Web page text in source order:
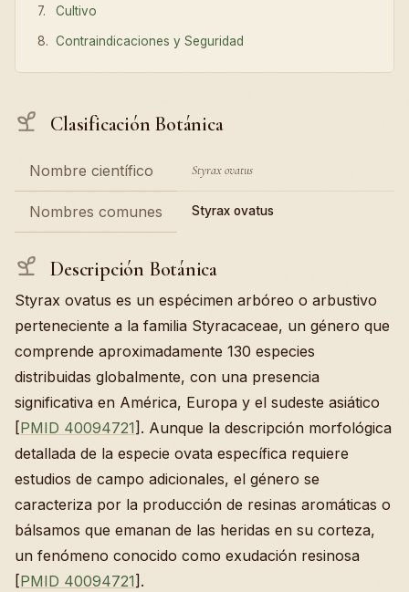
Cultivo
Contraindicaciones y Seguridad
Clasificación Botánica
Nombre científico Styrax ovatus
Nombres comunes Styrax ovatus
Descripción Botánica
Styrax ovatus es un espécimen arbóreo o arbustivo
perteneciente a la familia Styracaceae, un género que
comprende aproximadamente 130 especies
distribuidas globalmente, con una presencia
significativa en América, Europa y el sudeste asiático
[PMID 40094721]. Aunque la descripción morfológica
detallada de la especie ovata específica requiere
estudios de campo adicionales, el género se
caracteriza por la producción de resinas aromáticas o
bálsamos que emanan de las heridas en su corteza,
un fenómeno conocido como exudación resinosa
[PMID 40094721].